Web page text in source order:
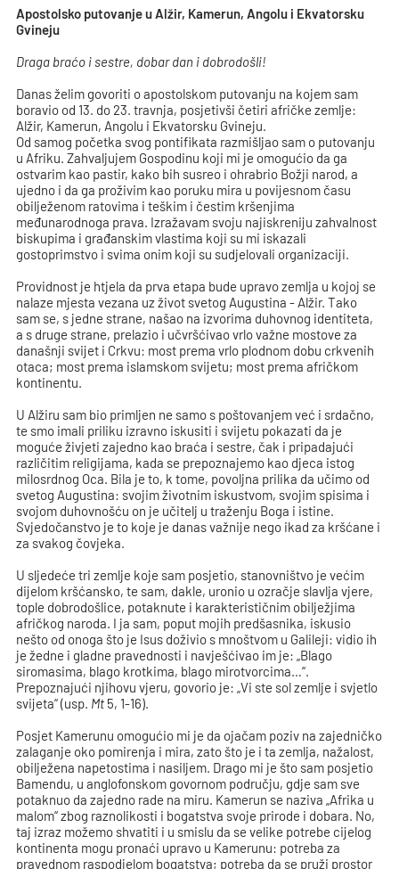
Apostolsko putovanje u Alžir, Kamerun, Angolu i Ekvatorsku
Gvineju
Draga braćo i sestre, dobar dan i dobrodošli!
Danas želim govoriti o apostolskom putovanju na kojem sam
boravio od 13. do 23. travnja, posjetivši četiri afričke zemlje:
Alžir, Kamerun, Angolu i Ekvatorsku Gvineju.
Od samog početka svog pontifikata razmišljao sam o putovanju
u Afriku. Zahvaljujem Gospodinu koji mi je omogućio da ga
ostvarim kao pastir, kako bih susreo i ohrabrio Božji narod, a
ujedno i da ga proživim kao poruku mira u povijesnom času
obilježenom ratovima i teškim i čestim kršenjima
međunarodnoga prava. Izražavam svoju najiskreniju zahvalnost
biskupima i građanskim vlastima koji su mi iskazali
gostoprimstvo i svima onim koji su sudjelovali organizaciji.
Providnost je htjela da prva etapa bude upravo zemlja u kojoj se
nalaze mjesta vezana uz život svetog Augustina - Alžir. Tako
sam se, s jedne strane, našao na izvorima duhovnog identiteta,
a s druge strane, prelazio i učvršćivao vrlo važne mostove za
današnji svijet i Crkvu: most prema vrlo plodnom dobu crkvenih
otaca; most prema islamskom svijetu; most prema afričkom
kontinentu.
U Alžiru sam bio primljen ne samo s poštovanjem već i srdačno,
te smo imali priliku izravno iskusiti i svijetu pokazati da je
moguće živjeti zajedno kao braća i sestre, čak i pripadajući
različitim religijama, kada se prepoznajemo kao djeca istog
milosrdnog Oca. Bila je to, k tome, povoljna prilika da učimo od
svetog Augustina: svojim životnim iskustvom, svojim spisima i
svojom duhovnošću on je učitelj u traženju Boga i istine.
Svjedočanstvo je to koje je danas važnije nego ikad za kršćane i
za svakog čovjeka.
U sljedeće tri zemlje koje sam posjetio, stanovništvo je većim
dijelom kršćansko, te sam, dakle, uronio u ozračje slavlja vjere,
tople dobrodošlice, potaknute i karakterističnim obilježjima
afričkog naroda. I ja sam, poput mojih predšasnika, iskusio
nešto od onoga što je Isus doživio s mnoštvom u Galileji: vidio ih
je žedne i gladne pravednosti i navješćivao im je: „Blago
siromasima, blago krotkima, blago mirotvorcima…“.
Prepoznajući njihovu vjeru, govorio je: „Vi ste sol zemlje i svjetlo
svijeta“ (usp. Mt 5, 1-16).
Posjet Kamerunu omogućio mi je da ojačam poziv na zajedničko
zalaganje oko pomirenja i mira, zato što je i ta zemlja, nažalost,
obilježena napetostima i nasiljem. Drago mi je što sam posjetio
Bamendu, u anglofonskom govornom području, gdje sam sve
potaknuo da zajedno rade na miru. Kamerun se naziva „Afrika u
malom“ zbog raznolikosti i bogatstva svoje prirode i dobara. No,
taj izraz možemo shvatiti i u smislu da se velike potrebe cijelog
kontinenta mogu pronaći upravo u Kamerunu: potreba za
pravednom raspodjelom bogatstva; potreba da se pruži prostor